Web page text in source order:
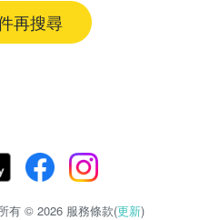
再搜尋
有 © 2026 服務條款(更新)